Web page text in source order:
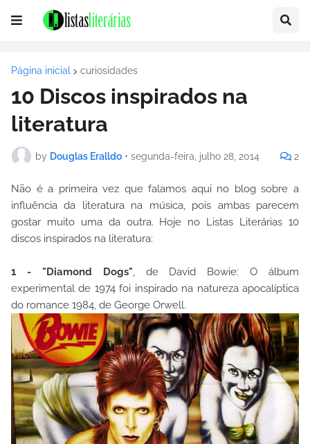
Página inicial curiosidades
10 Discos inspirados na
literatura
by Douglas Eralldo • segunda-feira, julho 28, 2014 2
Não é a primeira vez que falamos aqui no blog sobre a
influência da literatura na música, pois ambas parecem
gostar muito uma da outra. Hoje no Listas Literárias 10
discos inspirados na literatura:
1 - "Diamond Dogs", de David Bowie: O álbum
experimental de 1974 foi inspirado na natureza apocalíptica
do romance 1984, de George Orwell.